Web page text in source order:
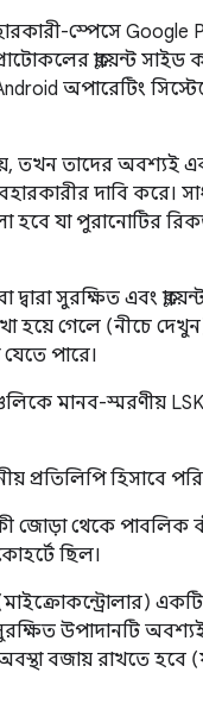
স্পেসে Google
ক্লায়েন্ট
অপারেটিং
তখন তাদের অবশ্যই
দাবি করে।
যা পুরানোটির
সুরক্ষিত এবং
গেলে (নীচে দেখুন)
পারে।
মানব-স্মরণীয়
প্রতিলিপি হিসাবে
জোড়া থেকে পাবলিক
ছিল।
সুরক্ষিত উপাদানটি
বজায় রাখতে হবে